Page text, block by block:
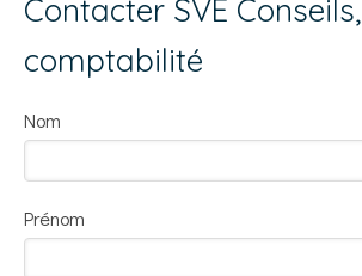
Contacter SVE Conseils,
comptabilité
Nom
Prénom